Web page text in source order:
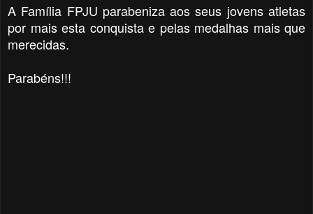
A Família FPJU parabeniza aos seus jovens atletas
por mais esta conquista e pelas medalhas mais que
merecidas.
Parabéns!!!